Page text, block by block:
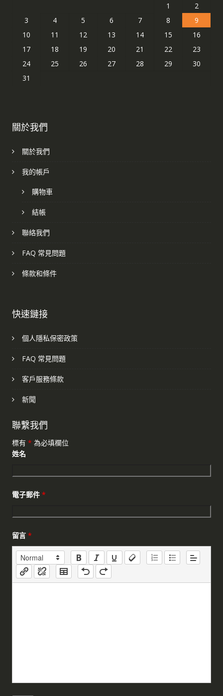
1
2
3
4 5 6 7 8
9
10
11 12 13 14 15
16
17
18 19 20 21 22
23
24
25 26 27 28 29
30
31
關於我們
關於我們
我的帳戶
購物車
結帳
聯絡我們
FAQ 常見問題
條款和條件
快速鏈接
個人隱私保密政策
FAQ 常見問題
客戶服務條款
新聞
聯繫我們
標有 * 為必填欄位
姓名
電子郵件 *
留言 *